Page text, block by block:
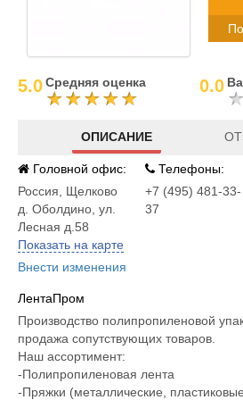
5.0Средняя оценка 0.0
ОПИСАНИЕ
Головной офис:
Россия
Щелково
д. Оболдино, ул.
Лесная д.58
Показать на карте
Внести изменения
Телефоны:
+7 (495) 481-33-
37
ЛентаПром
Производство полипропиленовой
продажа сопутствующих товаров.
Наш ассортимент:
-Полипропиленовая лента
-Пряжки (металлические,